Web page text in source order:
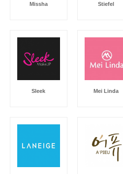
Missha Stiefel
Sleek Mei Linda